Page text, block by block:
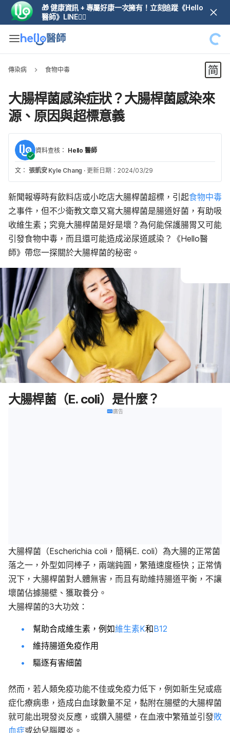
🎁 健康資訊 + 專屬好康一次擁有！立刻追蹤《Hello
醫師》LINE👆🏼
傳染病 食物中毒
大腸桿菌感染症狀？大腸桿菌感染來
源、原因與超標意義
資料查核： Hello 醫師
文： 張凱安 Kyle Chang · 更新日期：2024/03/29
新聞報導時有飲料店或小吃店大腸桿菌超標，引起食物中毒
之事件，但不少衛教文章又寫大腸桿菌是腸道好菌，有助吸
收維生素；究竟大腸桿菌是好是壞？為何能保護腸胃又可能
引發食物中毒，而且還可能造成泌尿道感染？《Hello醫
師》帶您一探關於大腸桿菌的秘密。
大腸桿菌（E. coli）是什麼？
廣告
大腸桿菌（Escherichia coli，簡稱E. coli）為大腸的正常菌
落之一，外型如同棒子，兩端鈍圓，繁殖速度極快；正常情
況下，大腸桿菌對人體無害，而且有助維持腸道平衡，不讓
壞菌佔據腸壁、獲取養分。
大腸桿菌的3大功效：
幫助合成維生素，例如維生素K和B12
維持腸道免疫作用
驅逐有害細菌
然而，若人類免疫功能不佳或免疫力低下，例如新生兒或癌
症化療病患，造成白血球數量不足，黏附在腸壁的大腸桿菌
就可能出現發炎反應，或鑽入腸壁，在血液中繁殖並引發敗
血症或幼兒腦膜炎。